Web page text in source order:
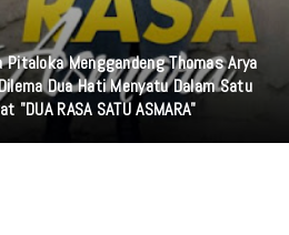
Menggandeng Thomas Arya
Dua Hati Menyatu Dalam Satu
RASA SATU ASMARA"